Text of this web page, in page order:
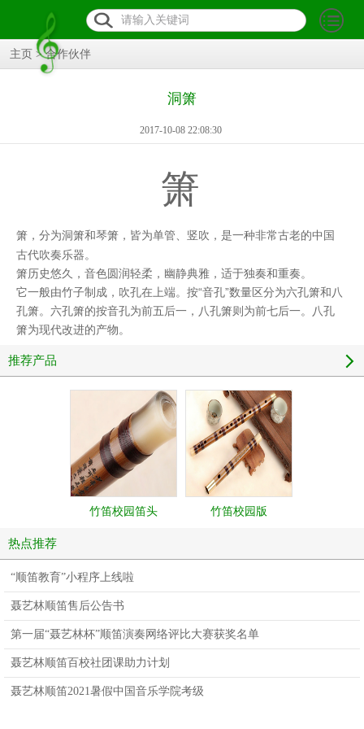
主页 >合作伙伴
洞箫
2017-10-08 22:08:30
箫
箫，分为洞箫和琴箫 ，皆为单管 、竖吹，是一种非常古老的中国
古代吹奏乐器。
箫历史悠久，音色圆润轻柔，幽静典雅，适于独奏和重奏。
它一般由竹子制成，吹孔在上端。按“音孔”数量区分为六孔箫和八
孔箫。六孔箫的按音孔为前五后一，八孔箫则为前七后一。八孔
箫为现代改进的产物。
推荐产品
竹笛校园笛头 竹笛校园版
热点推荐
“顺笛教育”小程序上线啦
聂艺林顺笛售后公告书
第一届“聂艺林杯”顺笛演奏网络评比大赛获奖名单
聂艺林顺笛百校社团课助力计划
聂艺林顺笛2021暑假中国音乐学院考级